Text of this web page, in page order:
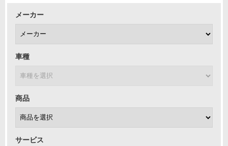
メーカー
車種
商品
サービス